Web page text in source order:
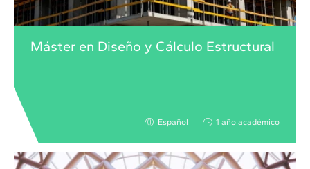
Máster en Diseño y Cálculo Estructural
Español 1 año académico